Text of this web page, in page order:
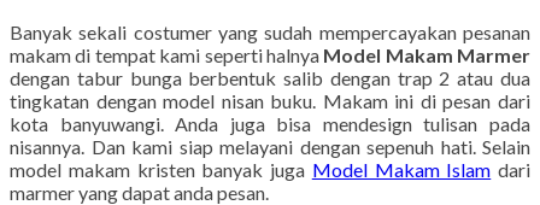
Banyak sekali costumer yang sudah mempercayakan pesanan
makam di tempat kami seperti halnya Model Makam Marmer
dengan tabur bunga berbentuk salib dengan trap 2 atau dua
tingkatan dengan model nisan buku. Makam ini di pesan dari
kota banyuwangi. Anda juga bisa mendesign tulisan pada
nisannya. Dan kami siap melayani dengan sepenuh hati. Selain
model makam kristen banyak juga Model Makam Islam dari
marmer yang dapat anda pesan.